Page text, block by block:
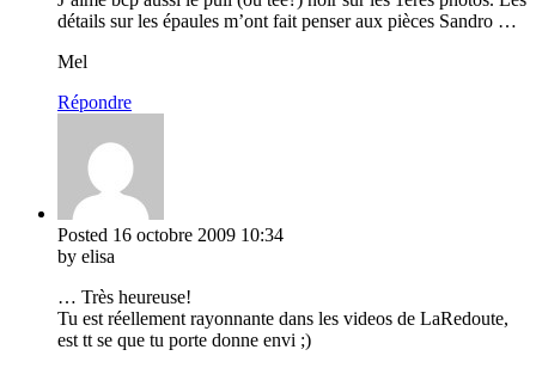
détails sur les épaules m’ont fait penser aux pièces Sandro …
Mel
Répondre
Posted 16 octobre 2009 10:34
by elisa
… Très heureuse!
Tu est réellement rayonnante dans les videos de LaRedoute,
est tt se que tu porte donne envi ;)